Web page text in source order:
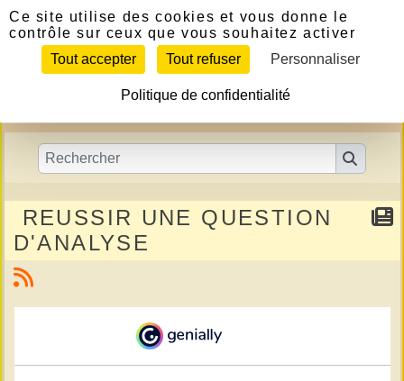
REUSSIR UNE QUESTION
D'ANALYSE
Panneau de gestion des cookies
Ce site utilise des cookies et vous donne le
contrôle sur ceux que vous souhaitez activer
Tout accepter
Tout refuser Personnaliser
Politique de confidentialité